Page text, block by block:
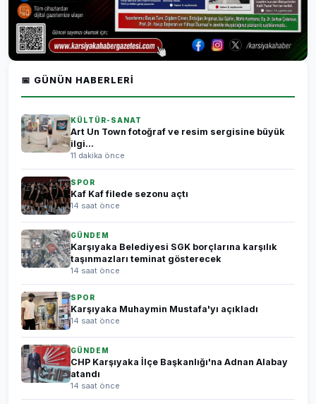
📅 GÜNÜN HABERLERI
KÜLTÜR-SANAT
Art Un Town fotoğraf ve resim sergisine büyük
ilgi...
11 dakika önce
SPOR
Kaf Kaf filede sezonu açtı
14 saat önce
GÜNDEM
Karşıyaka Belediyesi SGK borçlarına karşılık
taşınmazları teminat gösterecek
14 saat önce
SPOR
Karşıyaka Muhaymin Mustafa'yı açıkladı
14 saat önce
GÜNDEM
CHP Karşıyaka İlçe Başkanlığı'na Adnan Alabay
atandı
14 saat önce